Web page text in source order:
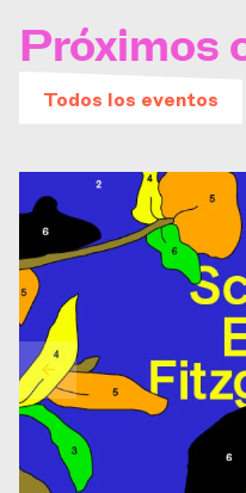
Próximos
Todos los eventos